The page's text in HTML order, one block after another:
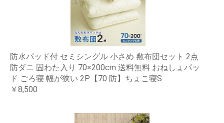
防水パッド付 セミシングル 小さめ 敷布団セット 2点
防ダニ 固わた入り 70×200cm 送料無料 おねしょパッ
ド ごろ寝 幅が狭い 2P【70 防】ちょこ寝S
￥8,500